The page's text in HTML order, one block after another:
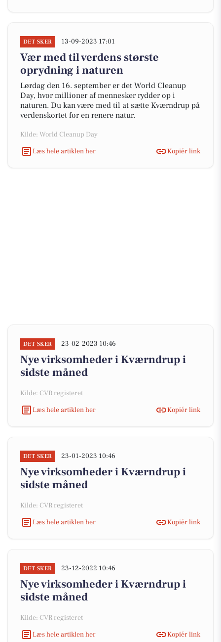
DET SKER 13-09-2023 17:01
Vær med til verdens største
oprydning i naturen
Lørdag den 16. september er det World Cleanup
Day, hvor millioner af mennesker rydder op i
naturen. Du kan være med til at sætte Kværndrup på
verdenskortet for en renere natur.
Kilde: World Cleanup Day
Læs hele artiklen her
Kopiér link
DET SKER 23-02-2023 10:46
Nye virksomheder i Kværndrup i
sidste måned
Kilde: CVR registeret
Læs hele artiklen her
Kopiér link
DET SKER 23-01-2023 10:46
Nye virksomheder i Kværndrup i
sidste måned
Kilde: CVR registeret
Læs hele artiklen her
Kopiér link
DET SKER 23-12-2022 10:46
Nye virksomheder i Kværndrup i
sidste måned
Kilde: CVR registeret
Læs hele artiklen her
Kopiér link